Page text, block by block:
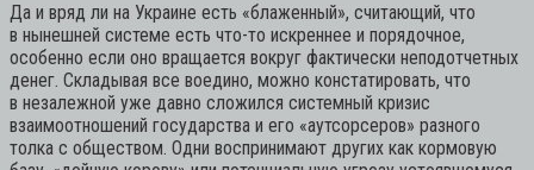
Да и вряд ли на Украине есть «блаженный», считающий, что
в нынешней системе есть что-то искреннее и порядочное,
особенно если оно вращается вокруг фактически неподотчетных
денег. Складывая все воедино, можно констатировать, что
в незалежной уже давно сложился системный кризис
взаимоотношений государства и его «аутсорсеров» разного
толка с обществом. Одни воспринимают других как кормовую